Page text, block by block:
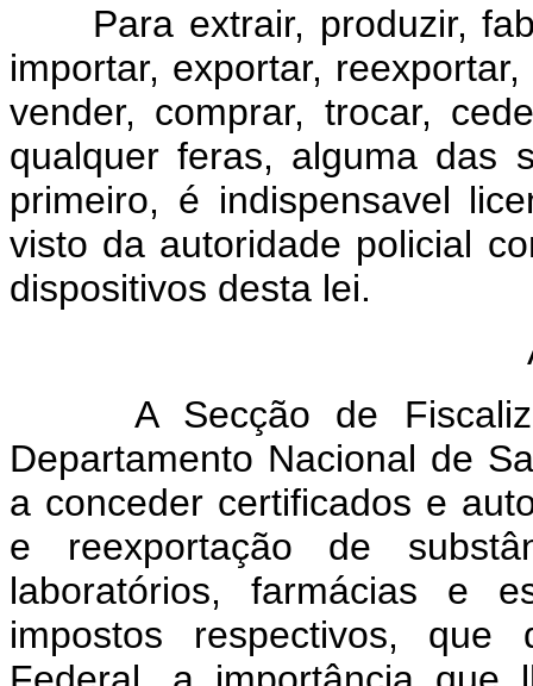
Para extrair, produzir,
importar, exportar,
vender, comprar, trocar,
qualquer feras, alguma das
primeiro, é indispensavel
visto da autoridade policial
dispositivos desta lei.
A Secção de
Departamento Nacional de
a conceder certificados e
e reexportação de
laboratórios, farmácias e
impostos respectivos, que